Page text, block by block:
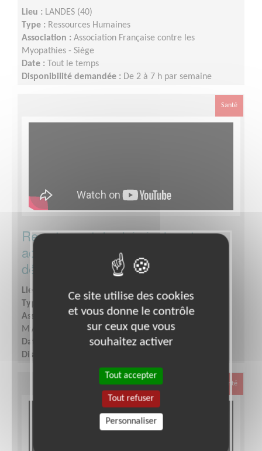
Lieu : LANDES (40)
Type : Ressources Humaines
Association : Association Française contre les
Myopathies - Siège
Date :
Tout le temps
Disponibilité demandée : De 2 à 7 h par semaine
Santé
Recrutement des bénévoles et
accompagnement des équipes
départementales du Téléthon (23)
Lieu :
CREUSE (23)
Type :
Association :Association Française contre les
Myopathies - Siège
Date :
Tout le temps
Disponibilité demandée :
Santé
Ce site utilise des cookies
et vous donne le contrôle
sur ceux que vous
souhaitez activer
Tout accepter
Tout refuser
Personnaliser